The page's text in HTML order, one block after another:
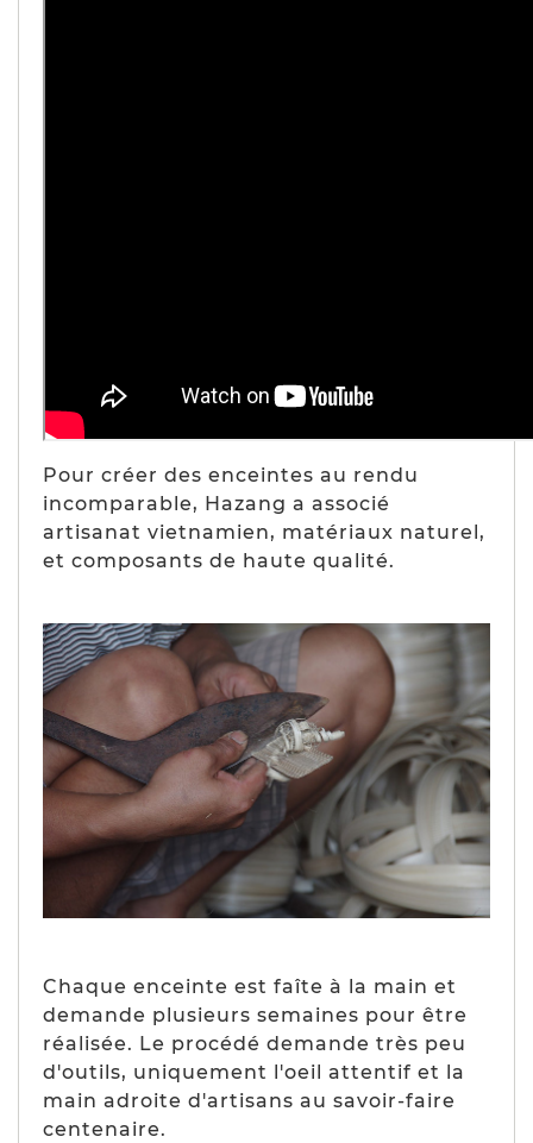
Pour créer des enceintes au rendu
incomparable, Hazang a associé
artisanat vietnamien, matériaux naturel,
et composants de haute qualité.
Chaque enceinte est faîte à la main et
demande plusieurs semaines pour être
réalisée. Le procédé demande très peu
d'outils, uniquement l'oeil attentif et la
main adroite d'artisans au savoir-faire
centenaire.